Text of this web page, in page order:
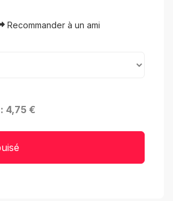
Recommander à un ami
4,75 €